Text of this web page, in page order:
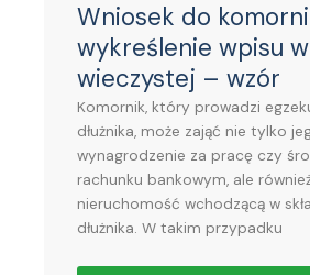
Wniosek do
wykreślenie wpisu
wieczystej – wzór
Komornik, który prowadzi
dłużnika, może zająć nie tylko
wynagrodzenie za pracę czy
rachunku bankowym, ale
nieruchomość wchodzącą w
dłużnika. W takim przypadku